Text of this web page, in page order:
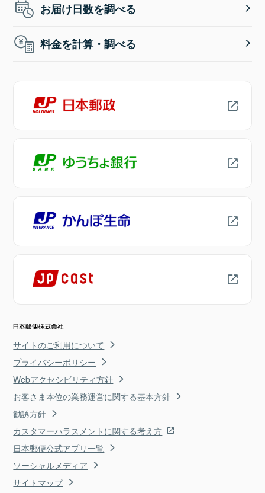
お届け日数を調べる
料金を計算・調べる
サイトのご利用について
プライバシーポリシー
Webアクセシビリティ方針
お客さま本位の業務運営に関する基本方針
勧誘方針
カスタマーハラスメントに関する考え方
日本郵便公式アプリ一覧
ソーシャルメディア
サイトマップ